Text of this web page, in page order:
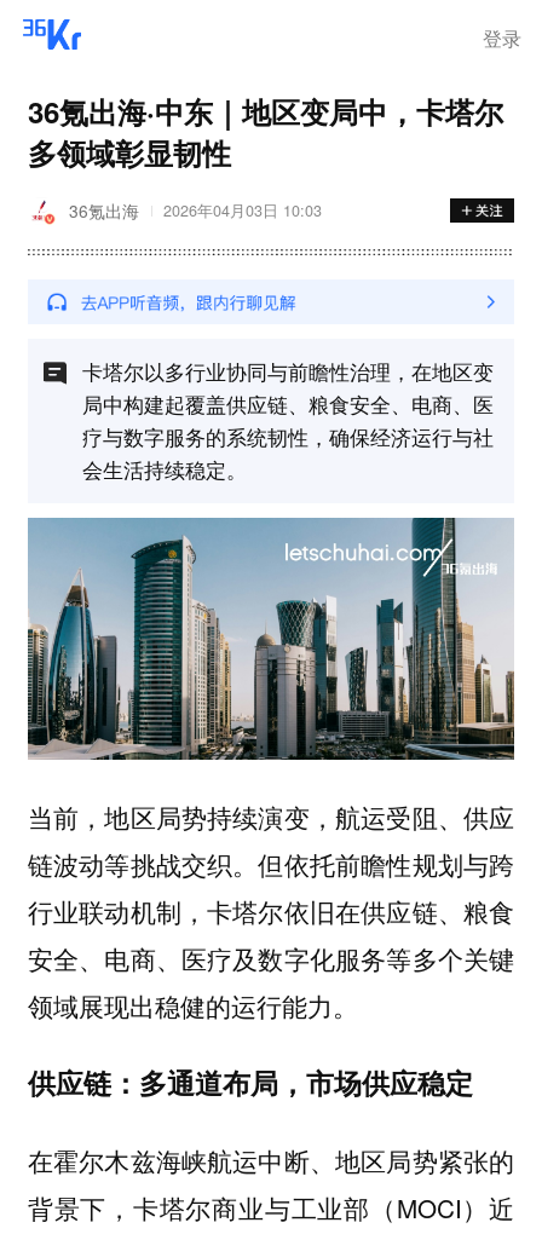
登录
36氪出海·中东｜地区变局中，卡塔尔
多领域彰显韧性
36氪出海 2026年04月03日 10:03
卡塔尔以多行业协同与前瞻性治理，在地区变
局中构建起覆盖供应链、粮食安全、电商、医
疗与数字服务的系统韧性，确保经济运行与社
会生活持续稳定。
当前，地区局势持续演变，航运受阻、供应
链波动等挑战交织。但依托前瞻性规划与跨
行业联动机制，卡塔尔依旧在供应链、粮食
安全、电商、医疗及数字化服务等多个关键
领域展现出稳健的运行能力。
供应链：多通道布局，市场供应稳定
在霍尔木兹海峡航运中断、地区局势紧张的
背景下，卡塔尔商业与工业部（MOCI）近